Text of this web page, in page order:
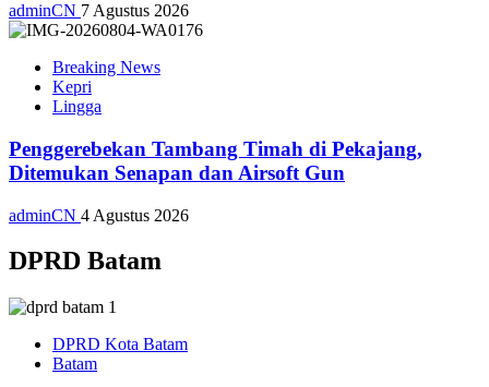
adminCN 7 Agustus 2026
Breaking News
Kepri
Lingga
Penggerebekan Tambang Timah di Pekajang,
Ditemukan Senapan dan Airsoft Gun
adminCN 4 Agustus 2026
DPRD Batam
DPRD Kota Batam
Batam